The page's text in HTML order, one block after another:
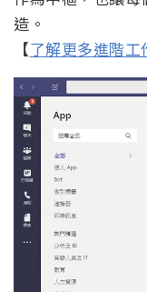
造。
【了解更多進階